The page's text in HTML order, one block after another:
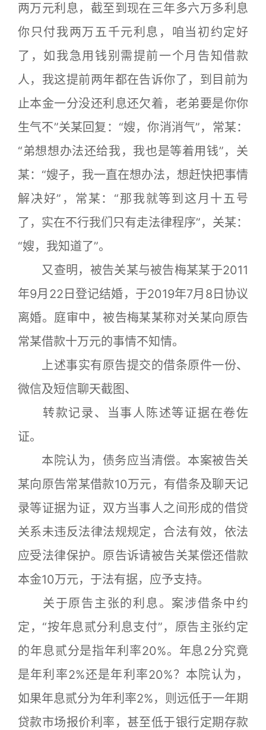
两万元利息，截至到现在三年多六万多利息
你只付我两万五千元利息，咱当初约定好
了，如我急用钱别需提前一个月告知借款
人，我这提前两年都在告诉你了，到目前为
止本金一分没还利息还欠着，老弟要是你你
生气不”关某回复：“嫂，你消消气”，常某：
“弟想想办法还给我，我也是等着用钱”，关
某：“嫂子，我一直在想办法，想赶快把事情
解决好”，常某：“那我就等到这月十五号
了，实在不行我们只有走法律程序”，关某：
“嫂，我知道了”。
又查明，被告关某与被告梅某某于2011
年9月22日登记结婚，于2019年7月8日协议
离婚。庭审中，被告梅某某称对关某向原告
常某借款十万元的事情不知情。
上述事实有原告提交的借条原件一份、
微信及短信聊天截图、
转款记录、当事人陈述等证据在卷佐
证。
本院认为，债务应当清偿。本案被告关
某向原告常某借款10万元，有借条及聊天记
录等证据为证，双方当事人之间形成的借贷
关系未违反法律法规规定，合法有效，依法
应受法律保护。原告诉请被告关某偿还借款
本金10万元，于法有据，应予支持。
关于原告主张的利息。案涉借条中约
定，“按年息贰分利息支付”，原告主张约定
的年息贰分是指年利率20%。年息2分究竟
是年利率2%还是年利率20%？本院认为，
如果年息贰分为年利率2%，则远低于一年期
贷款市场报价利率，甚至低于银行定期存款